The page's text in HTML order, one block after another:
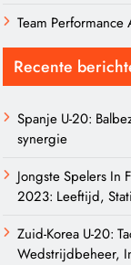
Team Performance
Recente
Spanje U-20:
synergie
Jongste Spelers In
2023: Leeftijd,
Zuid-Korea U-20:
Wedstrijdbeheer,